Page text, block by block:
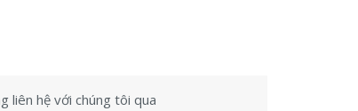
liên hệ với chúng tôi qua